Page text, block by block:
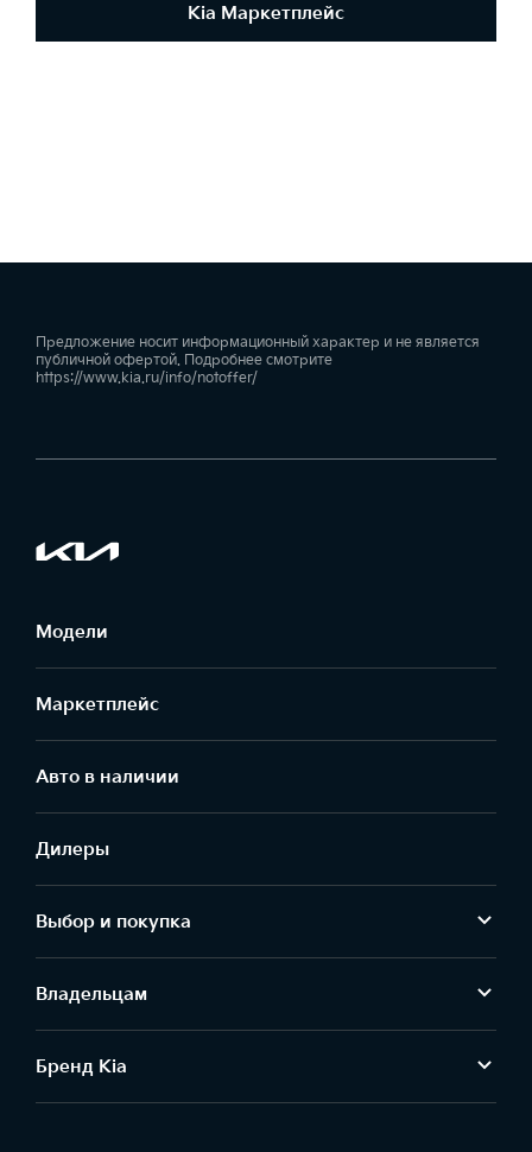
Kia Маркетплейс
Предложение носит информационный характер и не является
публичной офертой. Подробнее смотрите
https://www.kia.ru/info/notoffer/
Модели
Маркетплейс
Aвто в наличии
Дилеры
Выбор и покупка
Владельцам
Бренд Kia